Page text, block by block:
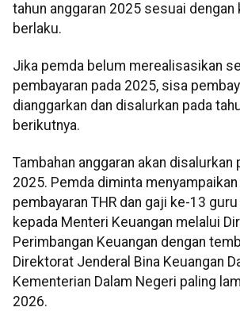
tahun anggaran 2025 sesuai dengan
berlaku.
Jika pemda belum merealisasikan
pembayaran pada 2025, sisa
dianggarkan dan disalurkan pada
berikutnya.
Tambahan anggaran akan disalurkan
2025. Pemda diminta
pembayaran THR dan gaji ke-13
kepada Menteri Keuangan melalui
Perimbangan Keuangan dengan
Direktorat Jenderal Bina Keuangan
Kementerian Dalam Negeri paling
2026.